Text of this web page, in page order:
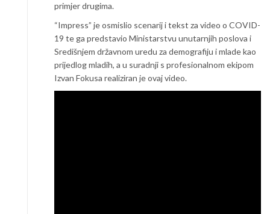
primjer drugima.
“Impress” je osmislio scenarij i tekst za video o COVID-
19 te ga predstavio Ministarstvu unutarnjih poslova i
Središnjem državnom uredu za demografiju i mlade kao
prijedlog mladih, a u suradnji s profesionalnom ekipom
Izvan Fokusa realiziran je ovaj video.